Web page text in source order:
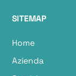
SITEMAP
Home
Azienda